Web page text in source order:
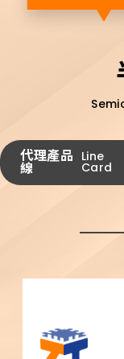
代理產品
線
Line
Card